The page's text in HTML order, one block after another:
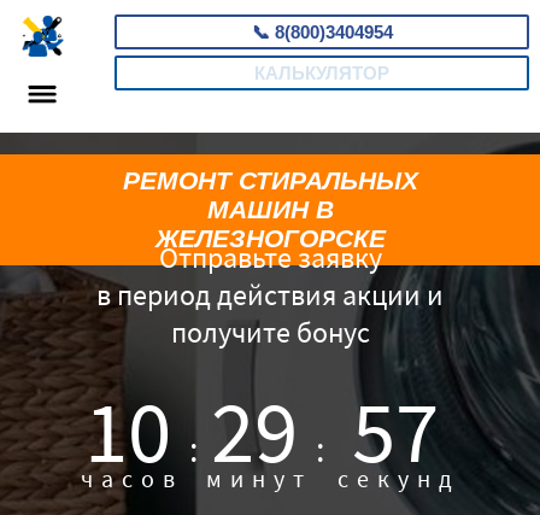
📞 8(800)3404954
КАЛЬКУЛЯТОР
Отправьте заявку
в период действия акции и
получите бонус
10 :
часов 29 :
минут 56
секунд
РЕМОНТ СТИРАЛЬНЫХ
МАШИН В
ЖЕЛЕЗНОГОРСКЕ